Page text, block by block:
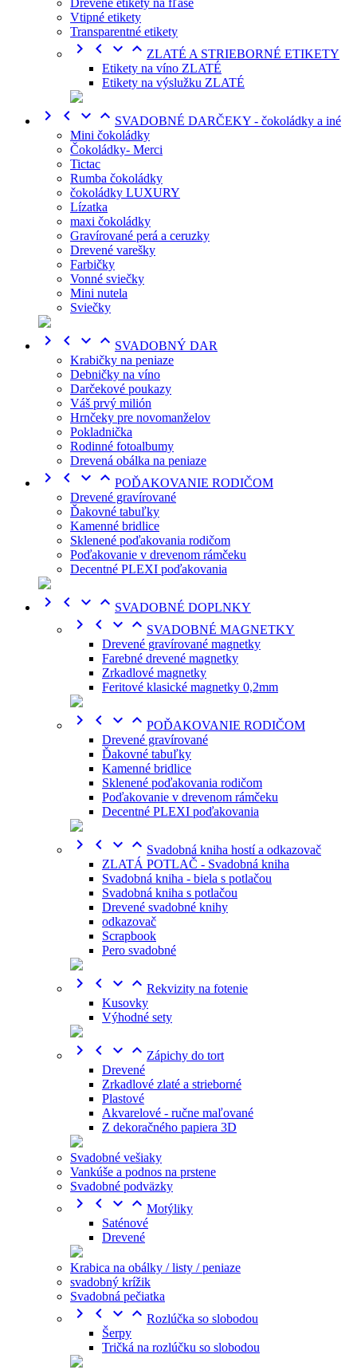
Drevené etikety na fľaše
Vtipné etikety
Transparentné etikety
    ZLATÉ A STRIEBORNÉ ETIKETY
Etikety na víno ZLATÉ
Etikety na výslužku ZLATÉ
    SVADOBNÉ DARČEKY - čokoládky a iné
Mini čokoládky
Čokoládky- Merci
Tictac
Rumba čokoládky
čokoládky LUXURY
Lízatka
maxi čokoládky
Gravírované perá a ceruzky
Drevené varešky
Farbičky
Vonné sviečky
Mini nutela
Sviečky
    SVADOBNÝ DAR
Krabičky na peniaze
Debničky na víno
Darčekové poukazy
Váš prvý milión
Hrnčeky pre novomanželov
Pokladnička
Rodinné fotoalbumy
Drevená obálka na peniaze
    POĎAKOVANIE RODIČOM
Drevené gravírované
Ďakovné tabuľky
Kamenné bridlice
Sklenené poďakovania rodičom
Poďakovanie v drevenom rámčeku
Decentné PLEXI poďakovania
    SVADOBNÉ DOPLNKY
    SVADOBNÉ MAGNETKY
Drevené gravírované magnetky
Farebné drevené magnetky
Zrkadlové magnetky
Feritové klasické magnetky 0,2mm
    POĎAKOVANIE RODIČOM
Drevené gravírované
Ďakovné tabuľky
Kamenné bridlice
Sklenené poďakovania rodičom
Poďakovanie v drevenom rámčeku
Decentné PLEXI poďakovania
    Svadobná kniha hostí a odkazovač
ZLATÁ POTLAČ - Svadobná kniha
Svadobná kniha - biela s potlačou
Svadobná kniha s potlačou
Drevené svadobné knihy
odkazovač
Scrapbook
Pero svadobné
    Rekvizity na fotenie
Kusovky
Výhodné sety
    Zápichy do tort
Drevené
Zrkadlové zlaté a strieborné
Plastové
Akvarelové - ručne maľované
Z dekoračného papiera 3D
Svadobné vešiaky
Vankúše a podnos na prstene
Svadobné podväzky
    Motýliky
Saténové
Drevené
Krabica na obálky / listy / peniaze
svadobný krížik
Svadobná pečiatka
    Rozlúčka so slobodou
Šerpy
Tričká na rozlúčku so slobodou